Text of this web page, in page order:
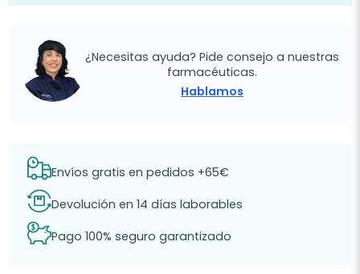
¿Necesitas ayuda? Pide consejo a nuestras
farmacéuticas.
Hablamos
Envíos gratis en pedidos +65€
Devolución en 14 días laborables
Pago 100% seguro garantizado